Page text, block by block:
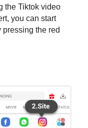
the Tiktok video
you can start
the red